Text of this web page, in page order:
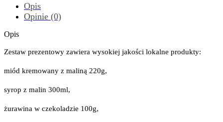
Opis
Opinie (0)
Opis
Zestaw prezentowy zawiera wysokiej jakości lokalne produkty:
miód kremowany z maliną 220g,
syrop z malin 300ml,
żurawina w czekoladzie 100g,